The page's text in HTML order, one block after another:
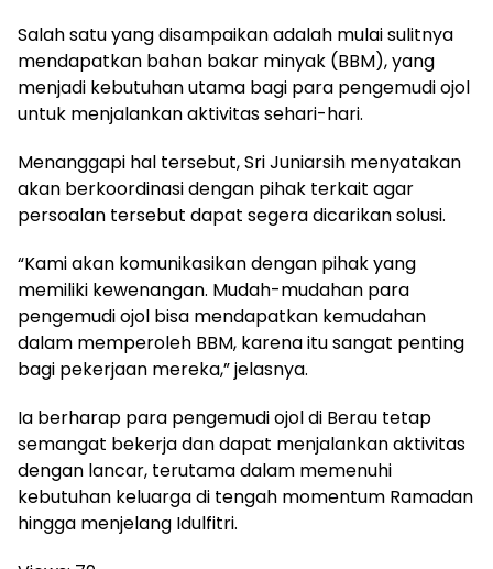
Salah satu yang disampaikan adalah mulai sulitnya
mendapatkan bahan bakar minyak (BBM), yang
menjadi kebutuhan utama bagi para pengemudi ojol
untuk menjalankan aktivitas sehari-hari.
Menanggapi hal tersebut, Sri Juniarsih menyatakan
akan berkoordinasi dengan pihak terkait agar
persoalan tersebut dapat segera dicarikan solusi.
“Kami akan komunikasikan dengan pihak yang
memiliki kewenangan. Mudah-mudahan para
pengemudi ojol bisa mendapatkan kemudahan
dalam memperoleh BBM, karena itu sangat penting
bagi pekerjaan mereka,” jelasnya.
Ia berharap para pengemudi ojol di Berau tetap
semangat bekerja dan dapat menjalankan aktivitas
dengan lancar, terutama dalam memenuhi
kebutuhan keluarga di tengah momentum Ramadan
hingga menjelang Idulfitri.